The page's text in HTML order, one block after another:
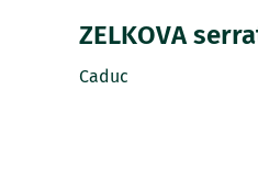
ZELKOVA
Caduc